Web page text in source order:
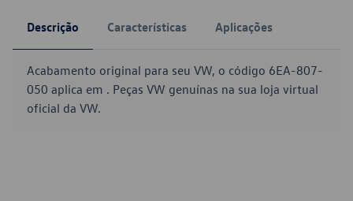
Descrição Características Aplicações
Acabamento original para seu VW, o código 6EA-807-
050 aplica em . Peças VW genuínas na sua loja virtual
oficial da VW.